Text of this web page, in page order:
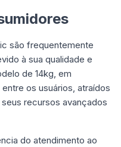
são frequentemente
à sua qualidade e
de 14kg, em
os usuários, atraídos
recursos avançados
do atendimento ao